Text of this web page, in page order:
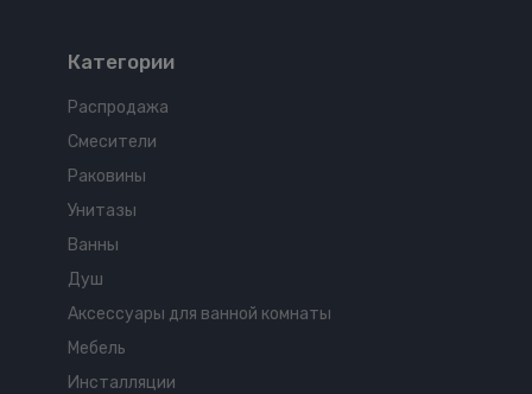
клапанов
Приводы для шаровых кранов
Категории
Распродажа
Смесители
Раковины
Унитазы
Ванны
Душ
Аксессуары для ванной комнаты
Мебель
Инсталляции